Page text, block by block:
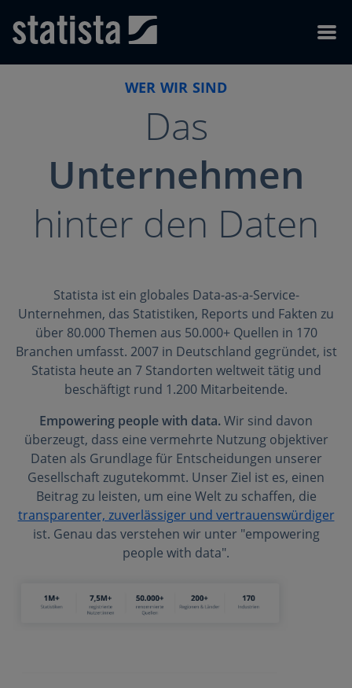
Menü
WER WIR SIND
Das
Unternehmen
hinter den Daten
Statista ist ein globales Data-as-a-Service-
Unternehmen, das Statistiken, Reports und Fakten zu
über 80.000 Themen aus 50.000+ Quellen in 170
Branchen umfasst. 2007 in Deutschland gegründet, ist
Statista heute an 7 Standorten weltweit tätig und
beschäftigt rund 1.200 Mitarbeitende.
Empowering people with data.Wir sind davon
überzeugt, dass eine vermehrte Nutzung objektiver
Daten als Grundlage für Entscheidungen unserer
Gesellschaft zugutekommt. Unser Ziel ist es, einen
Beitrag zu leisten, um eine Welt zu schaffen, die
transparenter, zuverlässiger und vertrauenswürdiger
ist. Genau das verstehen wir unter "empowering
people with data".